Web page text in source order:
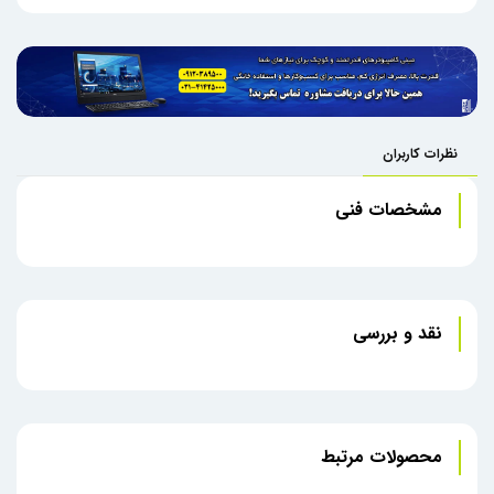
نظرات کاربران
مشخصات فنی
نقد و بررسی
محصولات مرتبط